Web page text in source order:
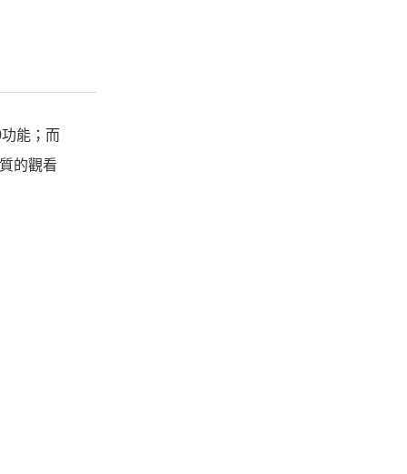
能；而
的觀看